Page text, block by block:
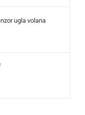
ugla volana